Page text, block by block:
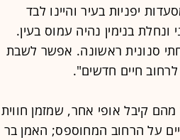
יפניות בעיר והיינו לבד
בנימין נהיה עמוס בעין.
סנונית ראשונה. אפשר לשבת
חיים חדשים".
קיבל אופי אחר, שמזמן חווית
על הרחוב המחוספס; האמן בר